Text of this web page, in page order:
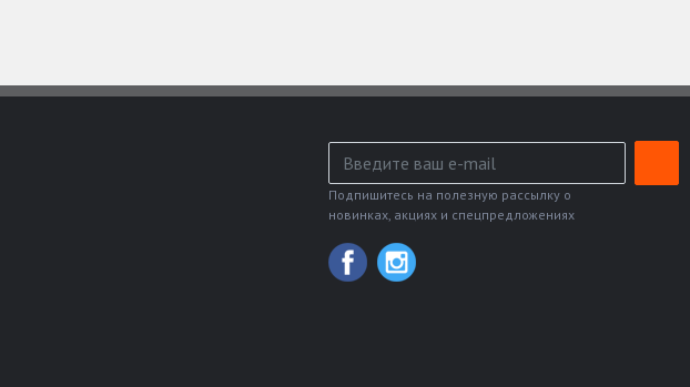
Подпишитесь на полезную рассылку о
новинках, акциях и спецпредложениях